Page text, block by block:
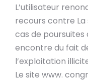
L’utilisateur
recours contre La
cas de poursuites
encontre du fait
l’exploitation
Le site www.